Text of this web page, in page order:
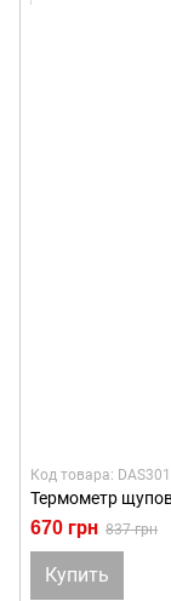
Код товара:
Термометр
670 грн 837 грн
Купить